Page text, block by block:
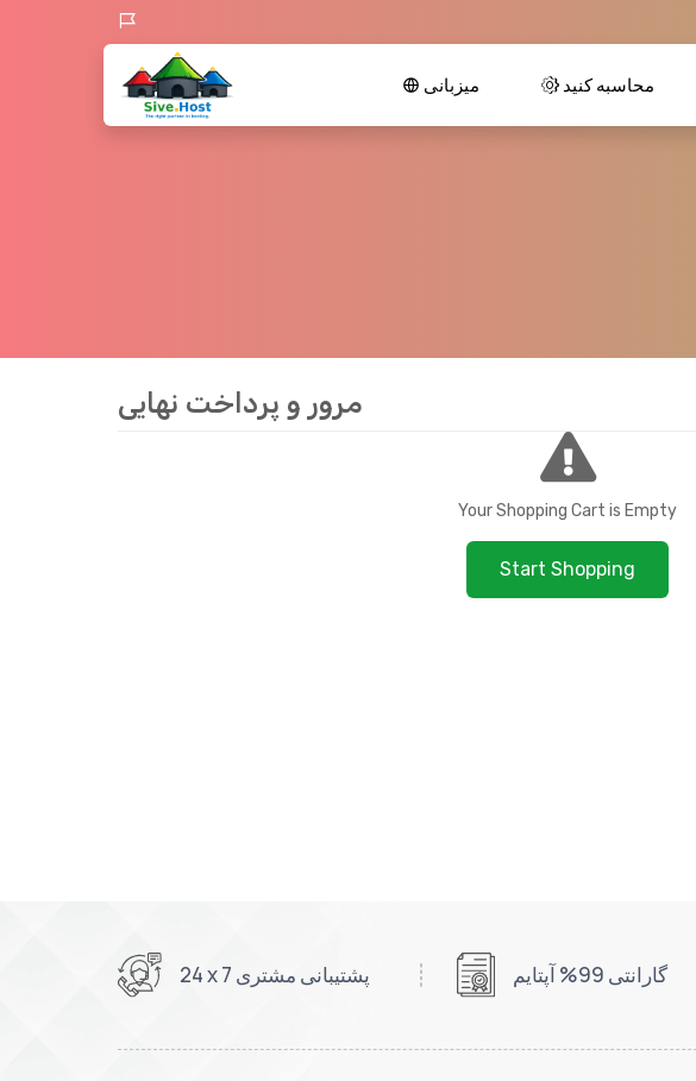
میزبانی محاسبه کنید
مرور و پرداخت نهایی
Your Shopping Cart is Empty
Start Shopping
24 x 7 پشتیبانی مشتری گارانتی 99% آپتایم